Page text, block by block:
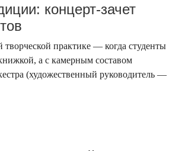
концерт-зачет
творческой практике — когда студенты
а с камерным составом
(художественный руководитель —